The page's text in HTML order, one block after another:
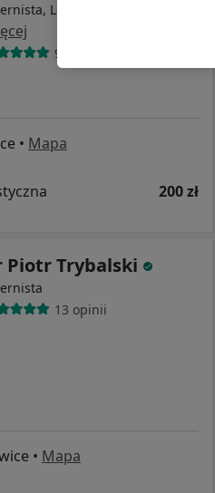
Lekarz rodzinny
9 opinii
• Mapa
200 zł
Piotr Trybalski
13 opinii
• Mapa